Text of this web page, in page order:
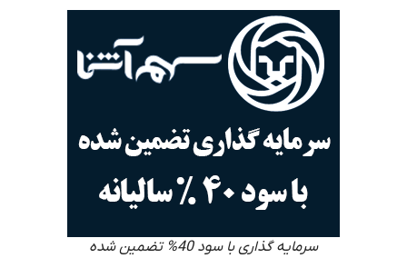
سرمایه گذاری با سود 40% تضمین شده